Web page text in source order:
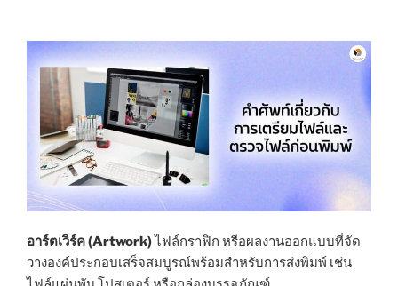
อาร์ตเวิร์ค (Artwork)ไฟล์กราฟิก หรือผลงานออกแบบที่จัด
วางองค์ประกอบเสร็จสมบูรณ์พร้อมสำหรับการส่งพิมพ์ เช่น